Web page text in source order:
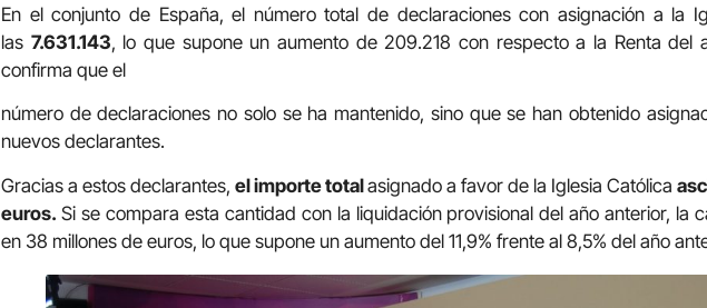
En el conjunto de España, el número total de declaraciones con asignación a la
las 7.631.143, lo que supone un aumento de 209.218 con respecto a la Renta del
confirma que el
número de declaraciones no solo se ha mantenido, sino que se han obtenido
nuevos declarantes.
Gracias a estos declarantes, el importe totalasignado a favor de la Iglesia Católica
euros. Si se compara esta cantidad con la liquidación provisional del año anterior, la
en 38 millones de euros, lo que supone un aumento del 11,9% frente al 8,5% del año